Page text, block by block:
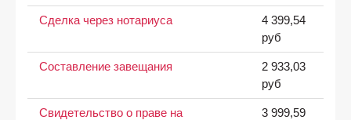
Сделка через нотариуса
4 399,54
руб
Составление завещания
2 933,03
руб
Свидетельство о праве на
3 999,59